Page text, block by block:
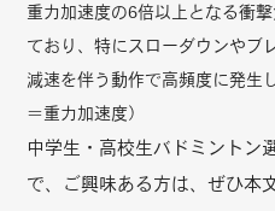
重力加速度の6倍以上となる衝
ており、特にスローダウンやブ
減速を伴う動作で高頻度に発生
＝重力加速度）
中学生・高校生バドミントン
で、ご興味ある方は、ぜひ本